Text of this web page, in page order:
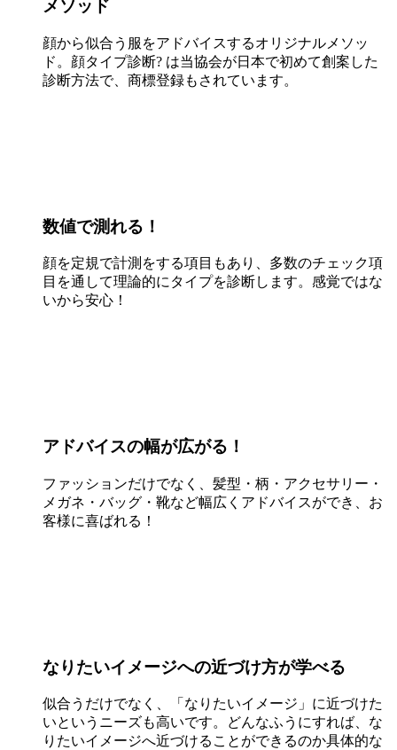
メソッド
顔から似合う服をアドバイスするオリジナルメソッ
ド。顔タイプ診断? は当協会が日本で初めて創案した
診断方法で、商標登録もされています。
数値で測れる！
顔を定規で計測をする項目もあり、多数のチェック項
目を通して理論的にタイプを診断します。感覚ではな
いから安心！
アドバイスの幅が広がる！
ファッションだけでなく、髪型・柄・アクセサリー・
メガネ・バッグ・靴など幅広くアドバイスができ、お
客様に喜ばれる！
なりたいイメージへの近づけ方が学べる
似合うだけでなく、「なりたいイメージ」に近づけた
いというニーズも高いです。どんなふうにすれば、な
りたいイメージへ近づけることができるのか具体的な